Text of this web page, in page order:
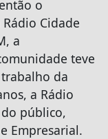
o
Cidade
a
teve
da
a Rádio
público,
Empresarial.